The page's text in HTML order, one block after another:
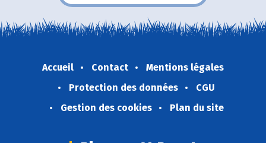
Accueil Contact
Mentions légales
Protection des données
CGU
Gestion des cookies
Plan du site